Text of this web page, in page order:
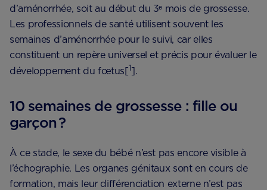
d’aménorrhée, soit au début du 3ᵉ mois de grossesse.
Les professionnels de santé utilisent souvent les
semaines d’aménorrhée pour le suivi, car elles
constituent un repère universel et précis pour évaluer le
développement du fœtus[1].
10 semaines de grossesse : fille ou
garçon ?
À ce stade, le sexe du bébé n’est pas encore visible à
l’échographie. Les organes génitaux sont en cours de
formation, mais leur différenciation externe n’est pas